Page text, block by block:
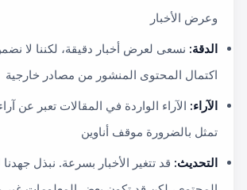
وعرض الأخبار
الدقة: نسعى لعرض أخبار دقيقة، لكننا لا
اكتمال المحتوى المنشور من مصادر خارجية
الآراء: الآراء الواردة في المقالات تعبر عن آراء
تمثل بالضرورة موقف أناوين
التحديث: قد تتغير الأخبار بسرعة. نبذل